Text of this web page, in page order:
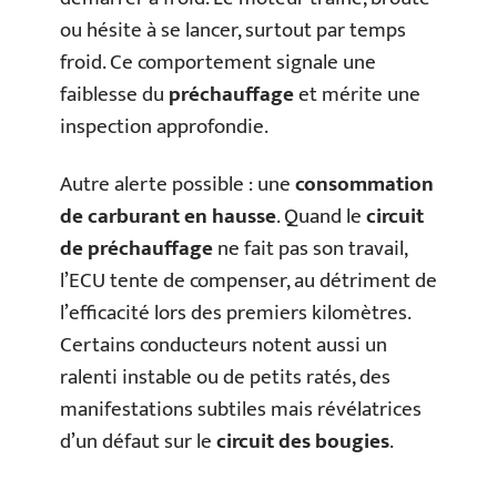
ou hésite à se lancer, surtout par temps
froid. Ce comportement signale une
faiblesse dupréchauffageet mérite une
inspection approfondie.
Autre alerte possible : uneconsommation
de carburant en hausse. Quand lecircuit
de préchauffagene fait pas son travail,
l’ECU tente de compenser, au détriment de
l’efficacité lors des premiers kilomètres.
Certains conducteurs notent aussi un
ralenti instable ou de petits ratés, des
manifestations subtiles mais révélatrices
d’un défaut sur lecircuit des bougies.